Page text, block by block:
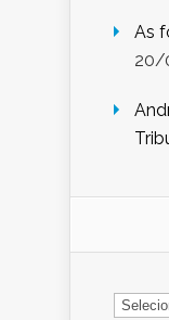
As
20/